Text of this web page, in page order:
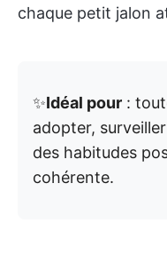
chaque petit jalon
✨Idéal pour :
adopter,
des habitudes
cohérente.